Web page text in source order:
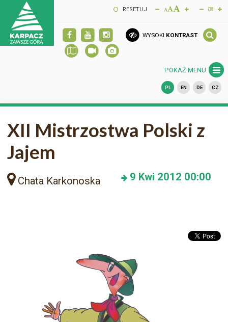
RESETUJ
WYSOKI KONTRAST
POKAŻ MENU
PL EN DE CZ
XII Mistrzostwa Polski z
Jajem
Chata Karkonoska 9 Kwi 2012 00:00